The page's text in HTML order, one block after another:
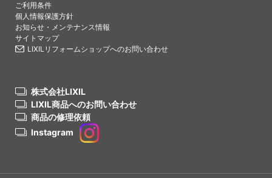
ご利用条件
個人情報保護方針
お知らせ・メンテナンス情報
サイトマップ
LIXILリフォームショップへのお問い合わせ
株式会社LIXIL
LIXIL商品へのお問い合わせ
商品の修理依頼
Instagram